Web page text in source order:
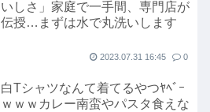
いしさ」家庭で一手間、専門店が
伝授…まずは水で丸洗いします
2023.07.31 16:45 0
白Tシャツなんて着てるやつﾔﾍﾞｰ
ｗｗｗカレー南蛮やパスタ食えな